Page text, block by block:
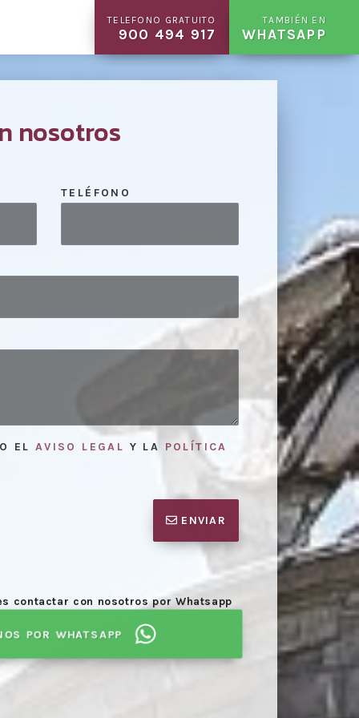
TELEFONO GRATUITO
900 494 917
TAMBIÉN EN
WHATSAPP
nosotros
TELÉFONO
EL AVISO LEGAL Y LA POLÍTICA
ENVIAR
contactar con nosotros por Whatsapp
POR WHATSAPP